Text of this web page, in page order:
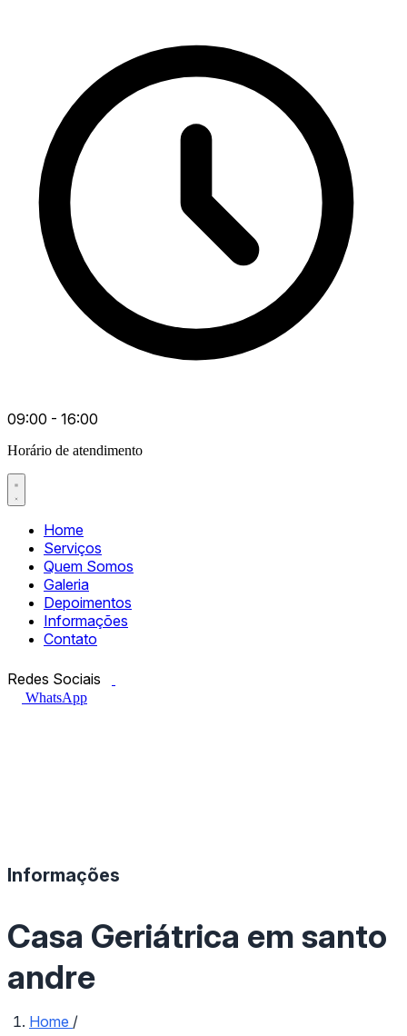
09:00 - 16:00
Horário de atendimento
Home
Serviços
Quem Somos
Galeria
Depoimentos
Informações
Contato
Redes Sociais
WhatsApp
Informações
Casa Geriátrica em santo
andre
Home /